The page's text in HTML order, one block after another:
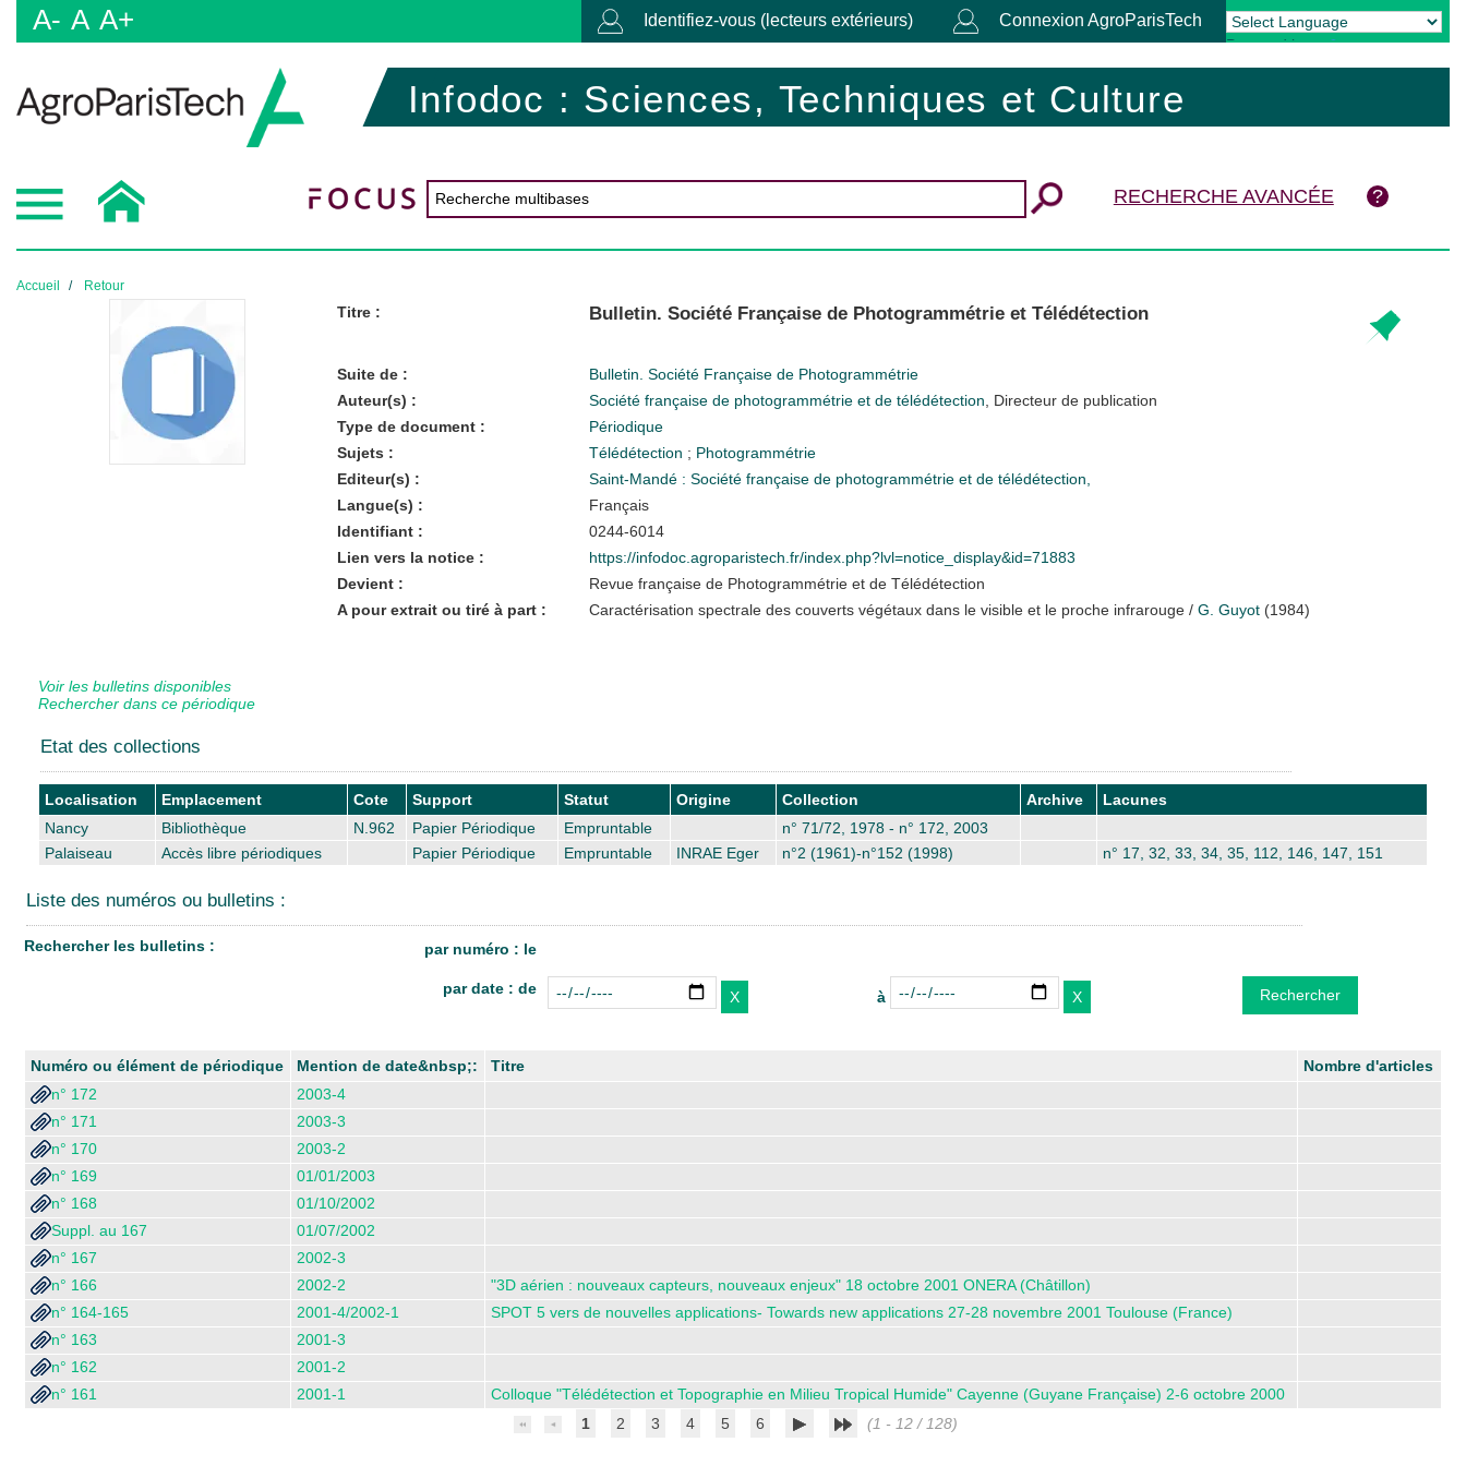
A- A A+ Identifiez-vous (lecteurs extérieurs) Connexion AgroParisTech
Powered by Translate
Infodoc : Sciences, Techniques et Culture
RECHERCHE AVANCÉE
Accueil Retour
Titre : Bulletin. Société Française de Photogrammétrie et Télédétection
Suite de :
Bulletin. Société Française de Photogrammétrie
Auteur(s) :
Société française de photogrammétrie et de télédétection , Directeur de publication
Type de document :
Périodique
Sujets :
Télédétection ; Photogrammétrie
Editeur(s) :
Saint-Mandé : Société française de photogrammétrie et de télédétection,
Langue(s) :
Français
Identifiant :
0244-6014
Lien vers la notice :
https://infodoc.agroparistech.fr/index.php?lvl=notice_display&id=71883
Devient :
Revue française de Photogrammétrie et de Télédétection
A pour extrait ou tiré à part :
Caractérisation spectrale des couverts végétaux dans le visible et le proche infrarouge / G. Guyot (1984)
Voir les bulletins disponibles
Rechercher dans ce périodique
Etat des collections
Localisation Emplacement Cote Support Statut Origine Collection Archive
Lacunes
Nancy
Bibliothèque N.962 Papier Périodique Empruntable
n° 71/72, 1978 - n° 172, 2003
Palaiseau
Accès libre périodiques Papier Périodique Empruntable INRAE Eger n°2 (1961)-n°152 (1998) n° 17, 32, 33, 34, 35, 112, 146, 147, 151
Liste des numéros ou bulletins :
Rechercher les bulletins : par numéro : le
par date : de
à
Numéro ou élément de périodique Mention de date&nbsp;: Titre
Nombre d'articles
n° 172
2003-4
n° 171
2003-3
n° 170
2003-2
n° 169
01/01/2003
n° 168
01/10/2002
Suppl. au 167
01/07/2002
n° 167
2002-3
n° 166
2002-2
"3D aérien : nouveaux capteurs, nouveaux enjeux" 18 octobre 2001 ONERA (Châtillon)
n° 164-165
2001-4/2002-1
SPOT 5 vers de nouvelles applications- Towards new applications 27-28 novembre 2001 Toulouse (France)
n° 163
2001-3
n° 162
2001-2
n° 161
2001-1
Colloque "Télédétection et Topographie en Milieu Tropical Humide" Cayenne (Guyane Française) 2-6 octobre 2000
1
2 3 4 5 6 (1 - 12 / 128)